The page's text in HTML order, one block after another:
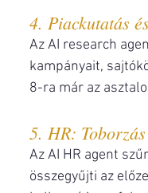
4. Piackutatás
Az AI research
kampányait,
8-ra már az
5. HR:
Az AI HR agent
összegyűjti az